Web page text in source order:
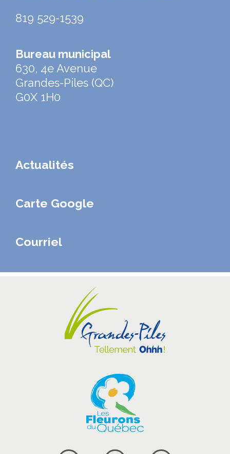
819 529-1539
Bureau municipal
630, 4e Avenue
Grandes-Piles (QC)
G0X 1H0
Actualités
Carte Google
Courriel